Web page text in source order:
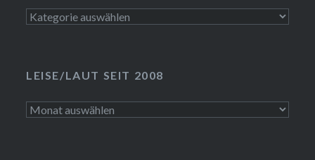
Kategorien
LEISE/LAUT SEIT 2008
LEISE/laut